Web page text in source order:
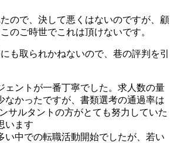
ので、決して悪くはないのですが、顧
のご時世でこれは頂けないです。
も取られかねないので、巷の評判を引
ェントが一番丁寧でした。求人数の量
なかったですが、書類選考の通過率は
サルタントの方がとても努力していた
います
い中での転職活動開始でしたが、若い